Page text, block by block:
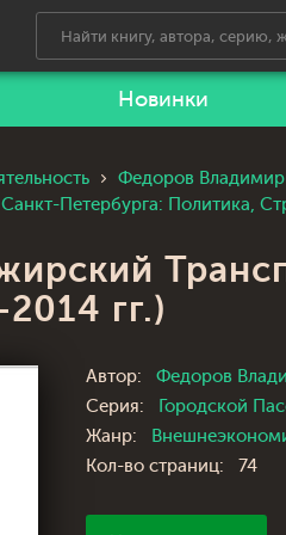
Новинки
Федоров Владимир
Петербурга: Политика,
гг.)
Автор:
Федоров
Серия:
Городской
Жанр:
Кол-во страниц:
74